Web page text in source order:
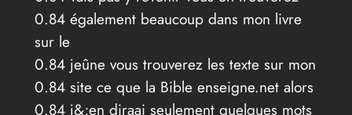
0.84 également beaucoup dans mon livre
sur le
0.84 jeûne vous trouverez les texte sur mon
0.84 site ce que la Bible enseigne.net alors
0.84 j&;en diraai seulement quelques mots